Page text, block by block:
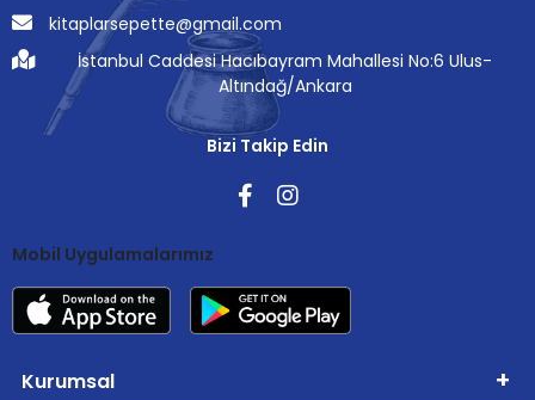
kitaplarsepette@gmail.com
İstanbul Caddesi Hacıbayram Mahallesi No:6 Ulus-
Altındağ/Ankara
Bizi Takip Edin
Mobil Uygulamalarımız
Kurumsal